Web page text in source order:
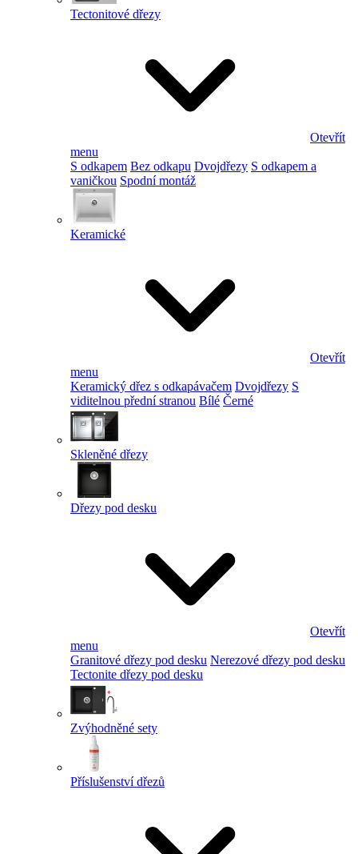
Tectonitové dřezy
Otevřít
menu
S odkapem Bez odkapu Dvojdřezy S odkapem a
vaničkou Spodní montáž
Keramické
Otevřít
menu
Keramický dřez s odkapávačem Dvojdřezy S
viditelnou přední stranou Bílé Černé
Skleněné dřezy
Dřezy pod desku
Otevřít
menu
Granitové dřezy pod desku Nerezové dřezy pod desku
Tectonite dřezy pod desku
Zvýhodněné sety
Příslušenství dřezů